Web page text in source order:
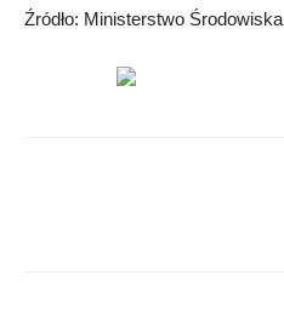
Źródło: Ministerstwo Środowiska